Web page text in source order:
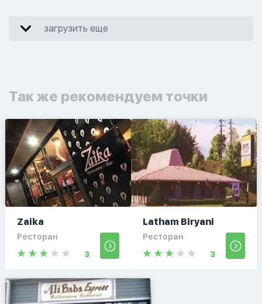
загрузить еще
Так же рекомендуем точки
Zaika
Ресторан
3
Latham Biryani
Ресторан
3